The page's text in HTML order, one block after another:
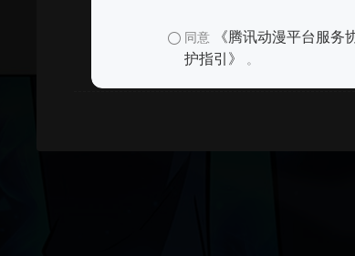
同意 《腾讯动漫平台服务
护指引》
。